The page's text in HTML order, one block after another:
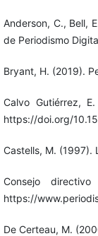
Anderson, C., Bell,
de Periodismo
Bryant, H. (2019).
Calvo Gutiérrez,
https://doi.org/
Castells, M. (1997).
Consejo
https://
De Certeau, M.